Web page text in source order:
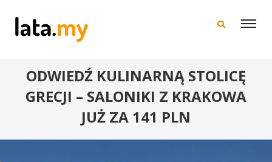
ODWIEDŹ KULINARNĄ STOLICĘ
GRECJI – SALONIKI Z KRAKOWA
JUŻ ZA 141 PLN